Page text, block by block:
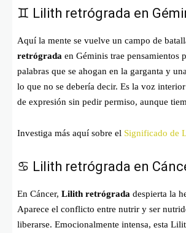
♊ Lilith retrógrada en
Aquí la mente se vuelve un campo de
retrógrada en Géminis trae pensamientos
palabras que se ahogan en la garganta y
lo que no se debería decir. Es la voz
de expresión sin pedir permiso, aunque
Investiga más aquí sobre el Significado de
♋ Lilith retrógrada en
En Cáncer, Lilith retrógrada despierta la
Aparece el conflicto entre nutrir y ser
liberarse. Emocionalmente intensa, esta